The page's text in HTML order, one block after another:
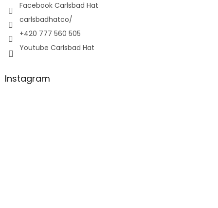
Facebook Carlsbad Hat
carlsbadhatco/
+420 777 560 505
Youtube Carlsbad Hat
Instagram